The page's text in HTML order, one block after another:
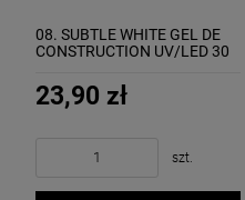
08. SUBTLE WHITE GEL DE
CONSTRUCTION UV/LED 30
23,90 zł
szt.